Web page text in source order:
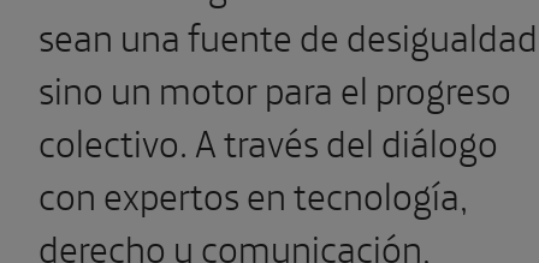
sean una fuente de
sino un motor para el progreso
colectivo. A través del diálogo
con expertos en tecnología,
derecho y comunicación,